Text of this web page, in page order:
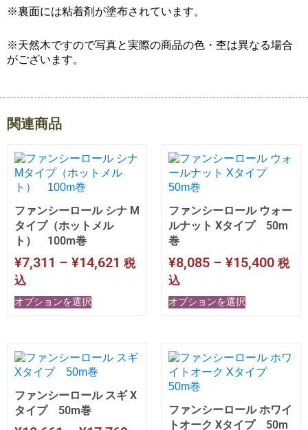
※裏面には粘着剤が塗布されています。
※天然木ですので写真と実際の商品の色・杢は異なる場合
がございます。
関連商品
ファンシーロール シナ M
タイプ（ホットメル
ト） 100m巻
¥7,311 – ¥14,621 税
込
オプションを選択
ファンシーロール ウォー
ルナット Xタイプ 50m
巻
¥8,085 – ¥15,400 税
込
オプションを選択
ファンシーロール スギ X
タイプ 50m巻
ファンシーロール ホワイ
トオーク Xタイプ 50m